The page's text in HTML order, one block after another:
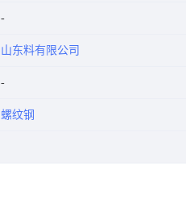
山东料有限公司
螺纹钢